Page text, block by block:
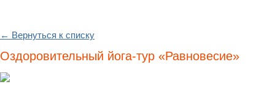
← Вернуться к списку
Оздоровительный йога-тур «Равновесие»